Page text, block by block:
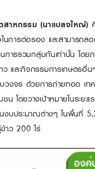
สาหกรรม (นาแปลงใหญ่)
การต่อรอง และสามารถลด
ารรวมกลุ่มกันเท่านั้น โดยภ
ละกิจกรรมการเกษตรอื่น
งจร ด้วยการถ่ายทอด เท
ชน โดยวางเป้าหมายในระ
งบประมาณต่างๆ ในพื้นที่
าว 200 ไร่